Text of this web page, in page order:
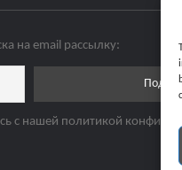
на email рассылку:
с нашей политикой